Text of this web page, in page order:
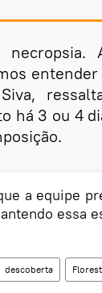
há 3 ou 4
a equipe
essa
descoberta